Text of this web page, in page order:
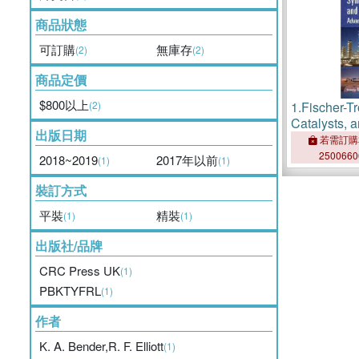
商品狀態
可訂購(2) 無庫存(2)
商品定價
$800以上(2)
出版日期
2018~2019(1) 2017年以前(1)
裝訂方式
平裝(1) 精裝(1)
出版社/品牌
CRC Press UK(1)
PBKTYFRL(1)
作者
K. A. Bender,R. F. Elliott(1)
1.Fischer-
Catalysts,
Advances
若需訂